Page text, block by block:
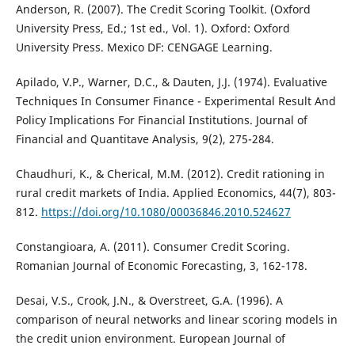
Anderson, R. (2007). The Credit Scoring Toolkit. (Oxford
University Press, Ed.; 1st ed., Vol. 1). Oxford: Oxford
University Press. Mexico DF: CENGAGE Learning.
Apilado, V.P., Warner, D.C., & Dauten, J.J. (1974). Evaluative
Techniques In Consumer Finance - Experimental Result And
Policy Implications For Financial Institutions. Journal of
Financial and Quantitave Analysis, 9(2), 275-284.
Chaudhuri, K., & Cherical, M.M. (2012). Credit rationing in
rural credit markets of India. Applied Economics, 44(7), 803-
812. https://doi.org/10.1080/00036846.2010.524627
Constangioara, A. (2011). Consumer Credit Scoring.
Romanian Journal of Economic Forecasting, 3, 162-178.
Desai, V.S., Crook, J.N., & Overstreet, G.A. (1996). A
comparison of neural networks and linear scoring models in
the credit union environment. European Journal of